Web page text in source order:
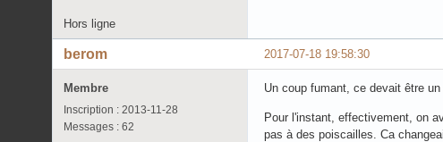
Hors ligne
2017-07-18 19:58:30
berom
Membre
Inscription : 2013-11-28
Messages : 62
Un coup fumant, ce devait être
Pour l'instant, effectivement, on
pas à des poiscailles. Ca